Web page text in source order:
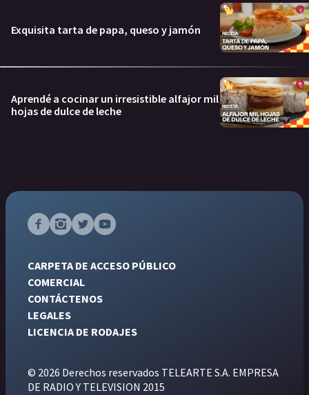
Exquisita tarta de papa, queso y jamón
Aprendé a cocinar un irresistible alfajor mil
hojas de dulce de leche
CARPETA DE ACCESO PÚBLICO
COMERCIAL
CONTÁCTENOS
LEGALES
LICENCIA DE RODAJES
© 2026 Derechos reservados TELEARTE S.A. EMPRESA
DE RADIO Y TELEVISION 2015